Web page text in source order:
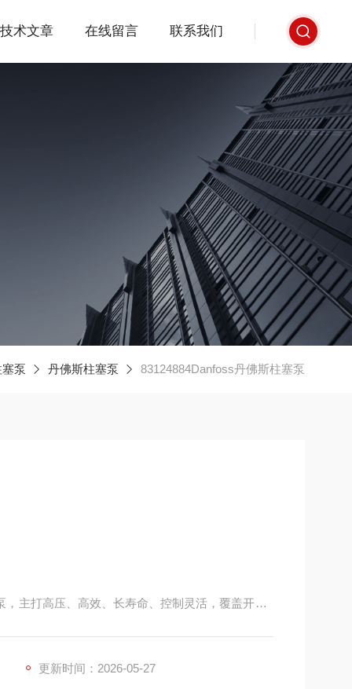
技术文章 在线留言 联系我们
泵 丹佛斯柱塞泵 83124884Danfoss丹佛斯柱塞泵
主打高压、高效、长寿命、控制灵活，覆盖开式 /
更新时间：2026-05-27